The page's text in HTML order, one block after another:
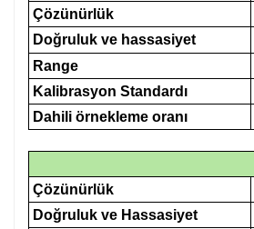
Çözünürlük
Doğruluk ve hassasiyet
Range
Kalibrasyon Standardı
Dahili örnekleme oranı
Çözünürlük
Doğruluk ve Hassasiyet